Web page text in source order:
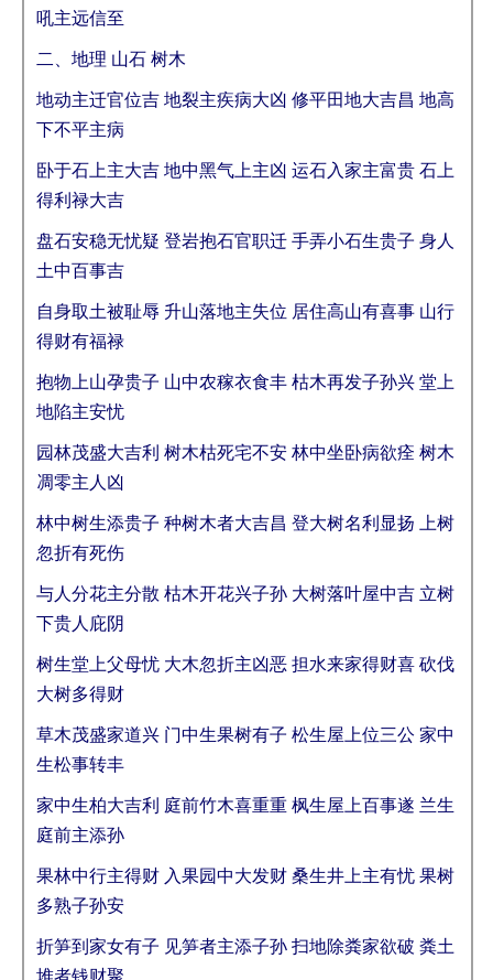
吼主远信至
二、地理 山石 树木
地动主迁官位吉 地裂主疾病大凶 修平田地大吉昌 地高
下不平主病
卧于石上主大吉 地中黑气上主凶 运石入家主富贵 石上
得利禄大吉
盘石安稳无忧疑 登岩抱石官职迁 手弄小石生贵子 身人
土中百事吉
自身取土被耻辱 升山落地主失位 居住高山有喜事 山行
得财有福禄
抱物上山孕贵子 山中农稼衣食丰 枯木再发子孙兴 堂上
地陷主安忧
园林茂盛大吉利 树木枯死宅不安 林中坐卧病欲痊 树木
凋零主人凶
林中树生添贵子 种树木者大吉昌 登大树名利显扬 上树
忽折有死伤
与人分花主分散 枯木开花兴子孙 大树落叶屋中吉 立树
下贵人庇阴
树生堂上父母忧 大木忽折主凶恶 担水来家得财喜 砍伐
大树多得财
草木茂盛家道兴 门中生果树有子 松生屋上位三公 家中
生松事转丰
家中生柏大吉利 庭前竹木喜重重 枫生屋上百事遂 兰生
庭前主添孙
果林中行主得财 入果园中大发财 桑生井上主有忧 果树
多熟子孙安
折笋到家女有子 见笋者主添子孙 扫地除粪家欲破 粪土
堆者钱财聚